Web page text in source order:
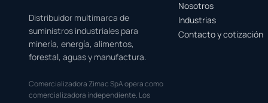
Distribuidor multimarca de
suministros industriales para
minería, energía, alimentos,
forestal, aguas y manufactura.
Comercializadora Zimac SpA opera como
comercializadora independiente. Los
Nosotros
Industrias
Contacto y cotización